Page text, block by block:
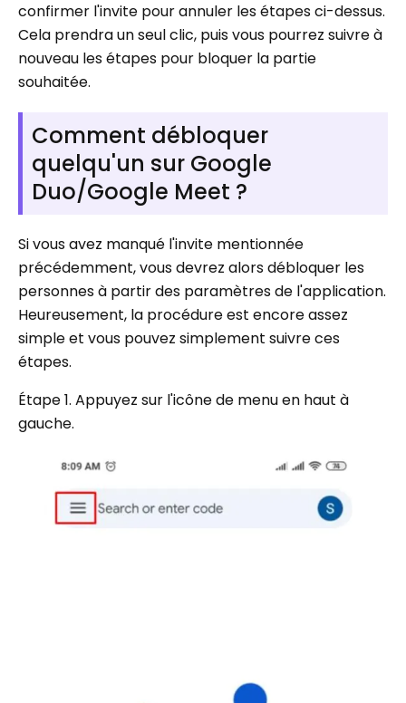
confirmer l'invite pour annuler les étapes ci-dessus.
Cela prendra un seul clic, puis vous pourrez suivre à
nouveau les étapes pour bloquer la partie
souhaitée.
Comment débloquer
quelqu'un sur Google
Duo/Google Meet ?
Si vous avez manqué l'invite mentionnée
précédemment, vous devrez alors débloquer les
personnes à partir des paramètres de l'application.
Heureusement, la procédure est encore assez
simple et vous pouvez simplement suivre ces
étapes.
Étape 1. Appuyez sur l'icône de menu en haut à
gauche.